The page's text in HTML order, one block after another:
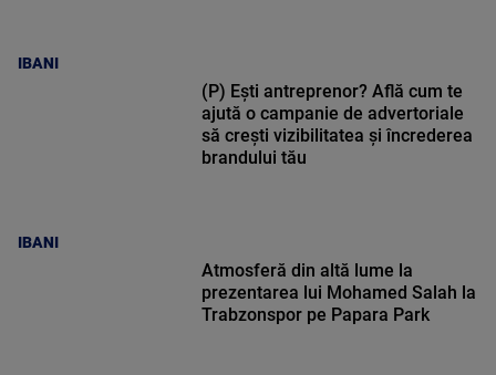
IBANI
IBANI
(P) Ești antreprenor? Află cum te
ajută o campanie de advertoriale
să crești vizibilitatea și încrederea
brandului tău
Atmosferă din altă lume la
prezentarea lui Mohamed Salah la
Trabzonspor pe Papara Park